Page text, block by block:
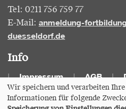
Tel: 0211 756 759 77
E-Mail: anmeldung-
duesseldorf.de
Info
Impressum
AGB
Cookie Einstellungen
Wir speichern und verarbeiten Ihre
Informationen für folgende